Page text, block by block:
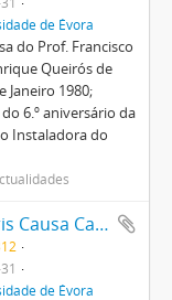
de Évora
do Prof. Francisco
Queirós de
Janeiro 1980;
6.º aniversário da
Instaladora do
Doutoramentos Honoris Causa Caldeira Cabral e Henrique de Barros
de Évora